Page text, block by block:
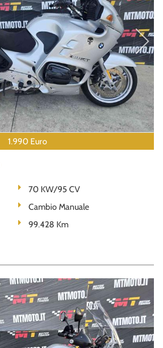
1.990 Euro
70 KW/95 CV
Cambio Manuale
99.428 Km